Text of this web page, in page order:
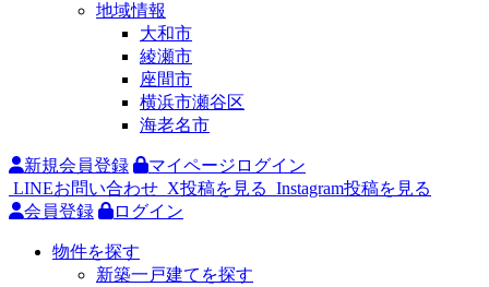
地域情報
大和市
綾瀬市
座間市
横浜市瀬谷区
海老名市
新規会員登録
マイページログイン
LINEお問い合わせ X投稿を見る Instagram投稿を見る
会員登録
ログイン
物件を探す
新築一戸建てを探す